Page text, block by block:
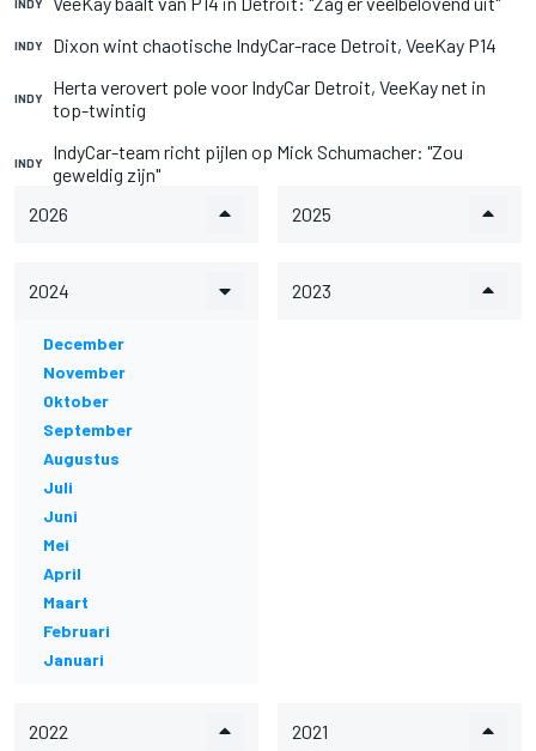
INDY
INDY Dixon wint chaotische IndyCar-race Detroit, VeeKay P14
INDY
Herta verovert pole voor IndyCar Detroit, VeeKay net in
top-twintig
INDY
IndyCar-team richt pijlen op Mick Schumacher: "Zou
geweldig zijn"
2026
2025
2024
December
November
Oktober
September
Augustus
Juli
Juni
Mei
April
Maart
Februari
Januari
2023
2022 2021